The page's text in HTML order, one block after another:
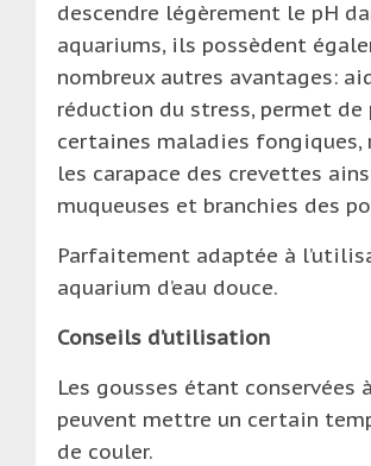
descendre légèrement le pH
aquariums, ils possèdent
nombreux autres avantages:
réduction du stress, permet de
certaines maladies fongiques,
les carapace des crevettes
muqueuses et branchies des
Parfaitement adaptée à
aquarium d’eau douce.
Conseils d’utilisation
Les gousses étant conservées
peuvent mettre un certain
de couler.